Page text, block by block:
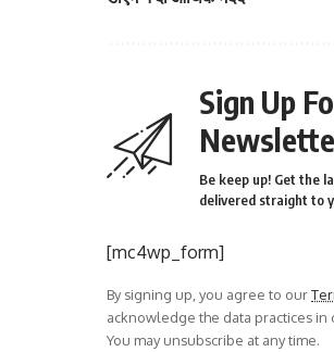
Sign Up
Be keep up! Get the
delivered straight to
[mc4wp_form]
By signing up, you agree to our
acknowledge the data practices in
You may unsubscribe at any time.